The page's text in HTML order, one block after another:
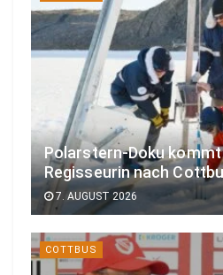
Polarstern-Doku
Regisseurin nach
7. AUGUST 2026
COTTBUS